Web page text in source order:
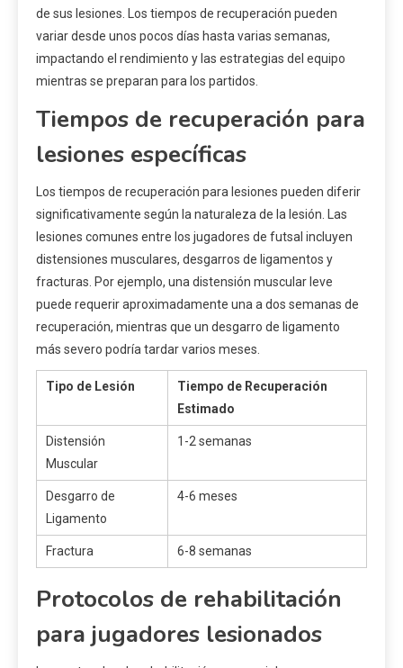
de sus lesiones. Los tiempos de recuperación pueden
variar desde unos pocos días hasta varias semanas,
impactando el rendimiento y las estrategias del equipo
mientras se preparan para los partidos.
Tiempos de recuperación para
lesiones específicas
Los tiempos de recuperación para lesiones pueden diferir
significativamente según la naturaleza de la lesión. Las
lesiones comunes entre los jugadores de futsal incluyen
distensiones musculares, desgarros de ligamentos y
fracturas. Por ejemplo, una distensión muscular leve
puede requerir aproximadamente una a dos semanas de
recuperación, mientras que un desgarro de ligamento
más severo podría tardar varios meses.
Tipo de Lesión
Tiempo de Recuperación
Estimado
Distensión
Muscular
1-2 semanas
Desgarro de
Ligamento
4-6 meses
Fractura 6-8 semanas
Protocolos de rehabilitación
para jugadores lesionados